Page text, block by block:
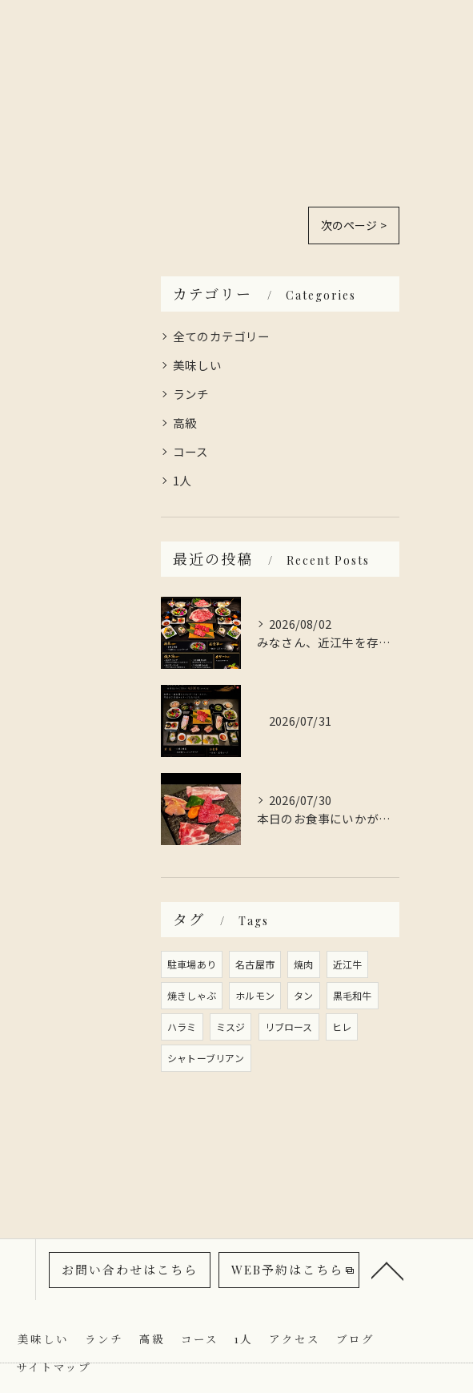
次のページ >
カテゴリー Categories
全てのカテゴリー
美味しい
ランチ
高級
コース
1人
最近の投稿 Recent Posts
2026/08/02
みなさん、近江牛を存分に楽しんでみませんか？
2026/07/31
2026/07/30
本日のお食事にいかがですか？
タグ Tags
駐車場あり 名古屋市 焼肉 近江牛
焼きしゃぶ ホルモン タン 黒毛和牛
ハラミ ミスジ リブロース ヒレ
シャトーブリアン
お問い合わせはこちら WEB予約はこちら
美味しい ランチ 高級 コース 1人 アクセス
ブログ
サイトマップ